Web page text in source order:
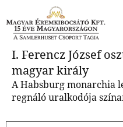
I. Ferencz József
magyar király
A Habsburg monarchia
regnáló uralkodója
I. Ferencz
és